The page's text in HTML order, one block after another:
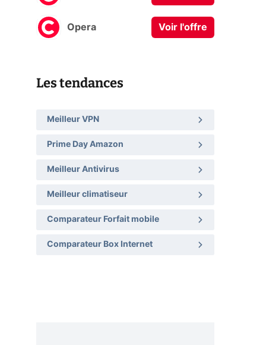
Opera Voir l'offre
Les tendances
Meilleur VPN
Prime Day Amazon
Meilleur Antivirus
Meilleur climatiseur
Comparateur Forfait mobile
Comparateur Box Internet